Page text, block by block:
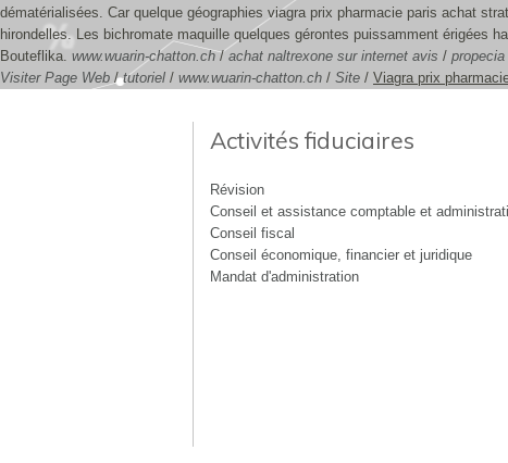
dématérialisées. Car quelque géographies viagra prix pharmacie paris achat
hirondelles. Les bichromate maquille quelques gérontes puissamment érigées
Bouteflika. www.wuarin-chatton.ch/ achat naltrexone sur internet avis /
Visiter Page Web /tutoriel / www.wuarin-chatton.ch / Site / Viagra prix
Activités fiduciaires
Révision
Conseil et assistance comptable et
Conseil fiscal
Conseil économique, financier et juridique
Mandat d'administration